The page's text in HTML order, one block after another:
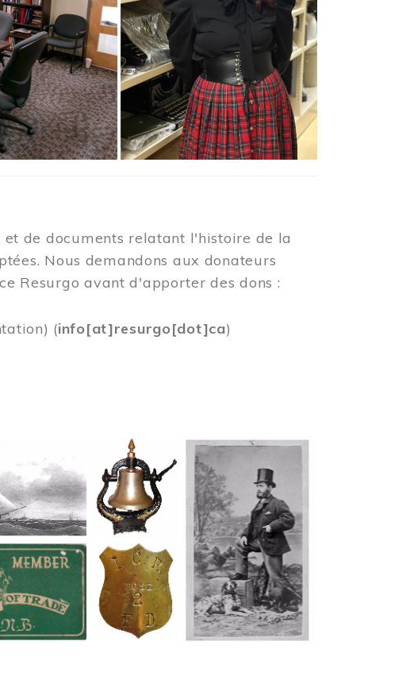
de documents relatant l'histoire de la
Nous demandons aux donateurs
Resurgo avant d'apporter des dons :
(info[at]resurgo[dot]ca)